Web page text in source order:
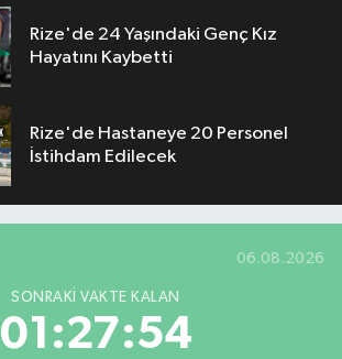
Rize'de 24 Yaşındaki Genç Kız
Hayatını Kaybetti
Rize'de Hastaneye 20 Personel
İstihdam Edilecek
06.08.2026
SONRAKI VAKTE KALAN
01:27:53